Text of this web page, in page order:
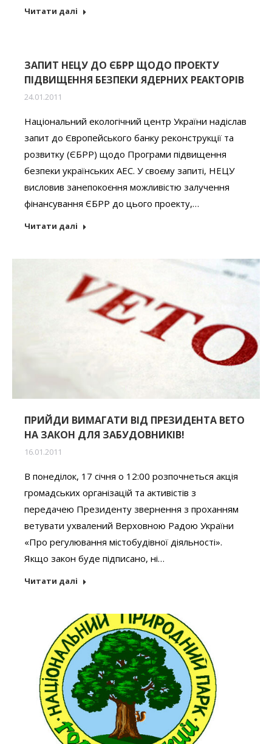
Читати далі
ЗАПИТ НЕЦУ ДО ЄБРР ЩОДО ПРОЕКТУ
ПІДВИЩЕННЯ БЕЗПЕКИ ЯДЕРНИХ РЕАКТОРІВ
24.01.2011
Національний екологічний центр України надіслав
запит до Європейського банку реконструкції та
розвитку (ЄБРР) щодо Програми підвищення
безпеки українських АЕС. У своєму запиті, НЕЦУ
висловив занепокоєння можливістю залучення
фінансування ЄБРР до цього проекту,…
Читати далі
ПРИЙДИ ВИМАГАТИ ВІД ПРЕЗИДЕНТА ВЕТО
НА ЗАКОН ДЛЯ ЗАБУДОВНИКІВ!
16.01.2011
В понеділок, 17 січня о 12:00 розпочнеться акція
громадських організацій та активістів з
передачею Президенту звернення з проханням
ветувати ухвалений Верховною Радою України
«Про регулювання містобудівної діяльності».
Якщо закон буде підписано, ні…
Читати далі